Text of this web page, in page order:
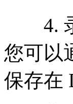
4. 录
您可以
保存在